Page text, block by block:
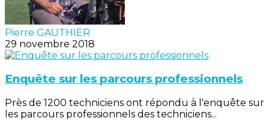
Pierre GAUTHIER
29 novembre 2018
Enquête sur les parcours professionnels
Près de 1200 techniciens ont répondu à l'enquête sur
les parcours professionnels des techniciens...